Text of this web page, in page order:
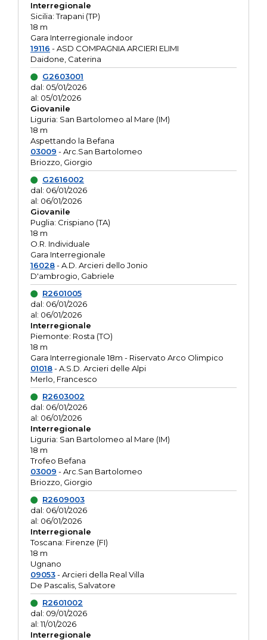
Interregionale
Sicilia: Trapani (TP)
18 m
Gara Interregionale indoor
19116 - ASD COMPAGNIA ARCIERI ELIMI
Daidone, Caterina
G2603001
dal: 05/01/2026
al: 05/01/2026
Giovanile
Liguria: San Bartolomeo al Mare (IM)
18 m
Aspettando la Befana
03009 - Arc.San Bartolomeo
Briozzo, Giorgio
G2616002
dal: 06/01/2026
al: 06/01/2026
Giovanile
Puglia: Crispiano (TA)
18 m
O.R. Individuale
Gara Interregionale
16028- A.D. Arcieri dello Jonio
D'ambrogio, Gabriele
R2601005
dal: 06/01/2026
al: 06/01/2026
Interregionale
Piemonte: Rosta (TO)
18 m
Gara Interregionale 18m - Riservato Arco Olimpico
01018- A.S.D. Arcieri delle Alpi
Merlo, Francesco
R2603002
dal: 06/01/2026
al: 06/01/2026
Interregionale
Liguria: San Bartolomeo al Mare (IM)
18 m
Trofeo Befana
03009 - Arc.San Bartolomeo
Briozzo, Giorgio
R2609003
dal: 06/01/2026
al: 06/01/2026
Interregionale
Toscana: Firenze (FI)
18 m
Ugnano
09053- Arcieri della Real Villa
De Pascalis, Salvatore
R2601002
dal: 09/01/2026
al: 11/01/2026
Interregionale